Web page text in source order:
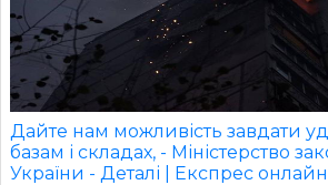
Дайте нам можливість завдати
базам і складах, - Міністерство
України - Деталі | Експрес онлайн